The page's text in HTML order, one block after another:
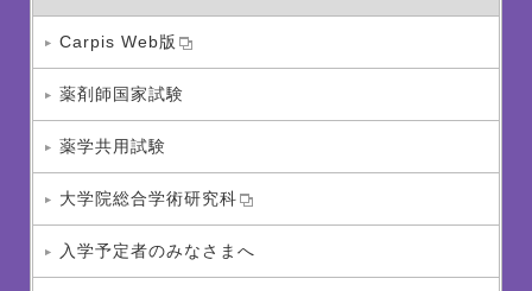
Carpis Web版
薬剤師国家試験
薬学共用試験
大学院総合学術研究科
入学予定者のみなさまへ